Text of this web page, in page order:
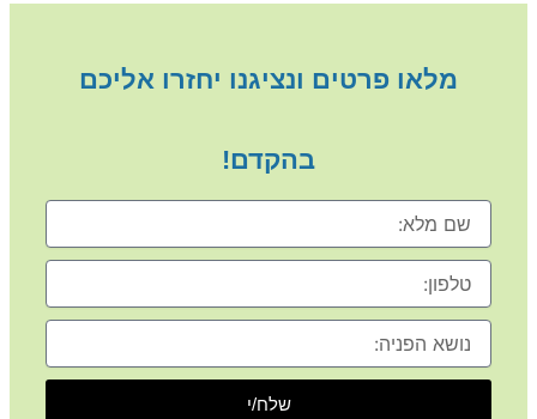
מלאו פרטים ונציגנו יחזרו אליכם
בהקדם!
שם
מלא
טלפון
נושא
הפניה
שלח/י